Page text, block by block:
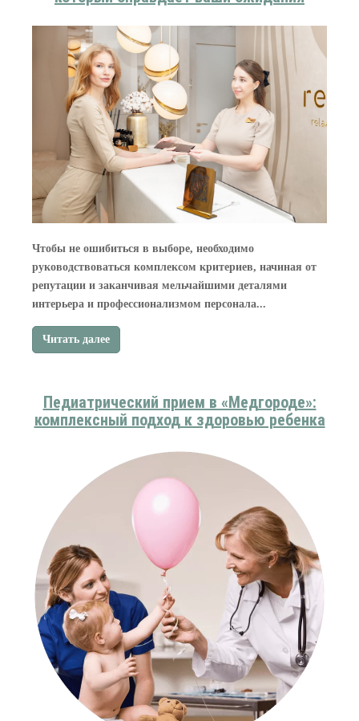
Чтобы не ошибиться в выборе, необходимо
руководствоваться комплексом критериев, начиная от
репутации и заканчивая мельчайшими деталями
интерьера и профессионализмом персонала...
Читать далее
Педиатрический прием в «Медгороде»:
комплексный подход к здоровью ребенка